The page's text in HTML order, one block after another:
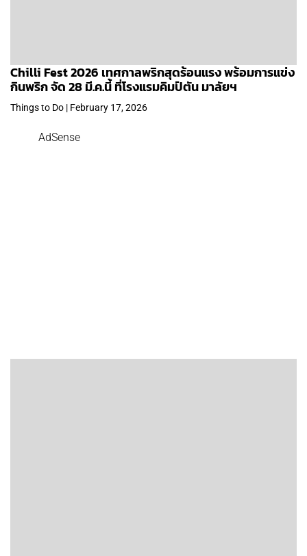
Chilli Fest 2026 เทศกาลพริกสุดร้อนแรง พร้อมการแข่ง
กินพริก จัด 28 มี.ค.นี้ ที่โรงแรมคิมป์ตัน มาลัยฯ
Things to Do | February 17, 2026
AdSense